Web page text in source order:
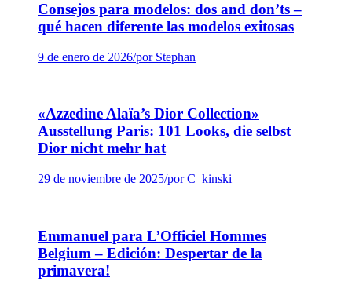
Consejos para modelos: dos and don’ts –
qué hacen diferente las modelos exitosas
9 de enero de 2026/por Stephan
«Azzedine Alaïa’s Dior Collection»
Ausstellung Paris: 101 Looks, die selbst
Dior nicht mehr hat
29 de noviembre de 2025/por C_kinski
Emmanuel para L’Officiel Hommes
Belgium – Edición: Despertar de la
primavera!